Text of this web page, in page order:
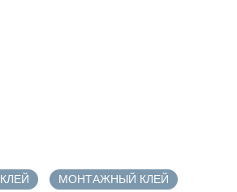
КЛЕЙ МОНТАЖНЫЙ КЛЕЙ